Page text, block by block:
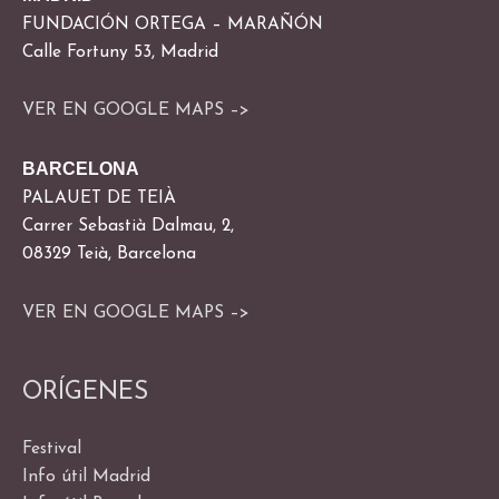
FUNDACIÓN ORTEGA – MARAÑÓN
Calle Fortuny 53, Madrid
VER EN GOOGLE MAPS –>
BARCELONA
PALAUET DE TEIÀ
Carrer Sebastià Dalmau, 2,
08329 Teià, Barcelona
VER EN GOOGLE MAPS –>
ORÍGENES
Festival
Info útil Madrid